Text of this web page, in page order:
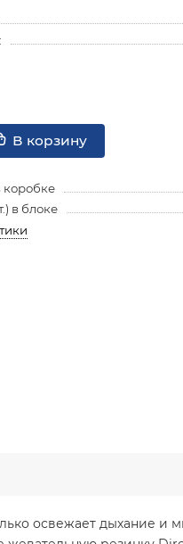
В корзину
коробке
в блоке
освежает дыхание и